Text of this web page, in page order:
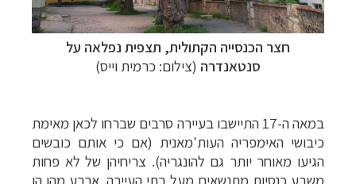
חצר הכנסייה הקתולית, תצפית נפלאה על
סנטאנדרה (צילום: כרמית וייס)
במאה ה-17 התיישבו בעיירה סרבים שברחו לכאן מאימת
כיבושי האימפריה העות'מאנית (אם כי אותם כובשים
הגיעו מאוחר יותר גם להונגריה). צריחיהן של לא פחות
משבע כנסיות מתנשאים מעל בתי העיירה. ארבע מהן הן